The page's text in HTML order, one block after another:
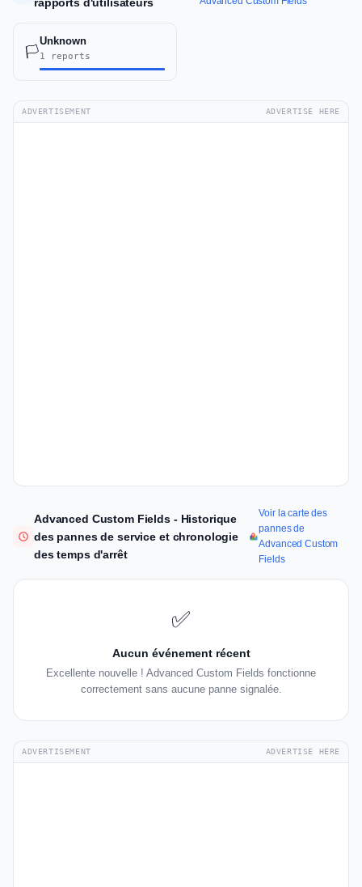
rapports d'utilisateurs
🏳️
Unknown
1 reports
ADVERTISEMENT ADVERTISE HERE
Advanced Custom Fields - Historique
des pannes de service et chronologie
des temps d'arrêt
Voir la carte des
pannes de
Advanced Custom
Fields
✅
Aucun événement récent
Excellente nouvelle ! Advanced Custom Fields fonctionne
correctement sans aucune panne signalée.
ADVERTISEMENT ADVERTISE HERE